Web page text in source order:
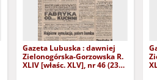
Gazeta Lubuska : dawniej
Zielonogórska-Gorzowska R.
XLIV [właśc. XLV], nr 46 (23